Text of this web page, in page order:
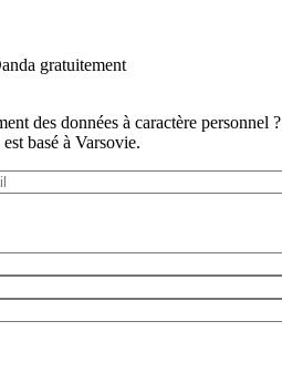
gratuitement
des données à caractère personnel ?
basé à Varsovie.